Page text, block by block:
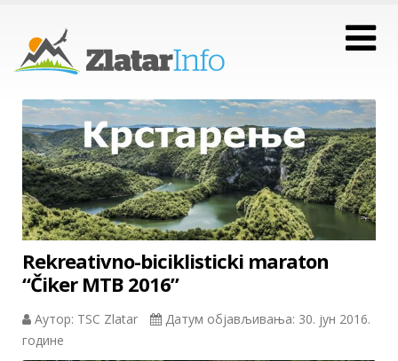
Rekreativno-biciklisticki maraton
“Čiker MTB 2016”
Аутор: TSC Zlatar
Датум објављивања: 30. јун 2016.
године